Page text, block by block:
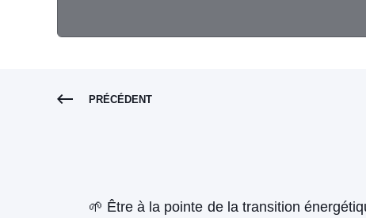
PRÉCÉDENT
🌱 Être à la pointe de la transition